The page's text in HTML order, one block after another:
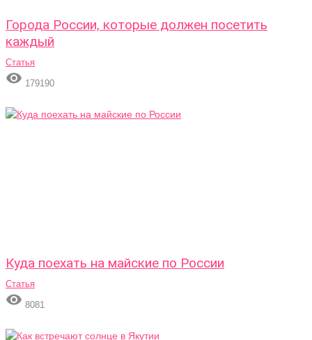
Города России, которые должен посетить
каждый
Статья
 179190
Куда поехать на майские по России
Статья
 8081